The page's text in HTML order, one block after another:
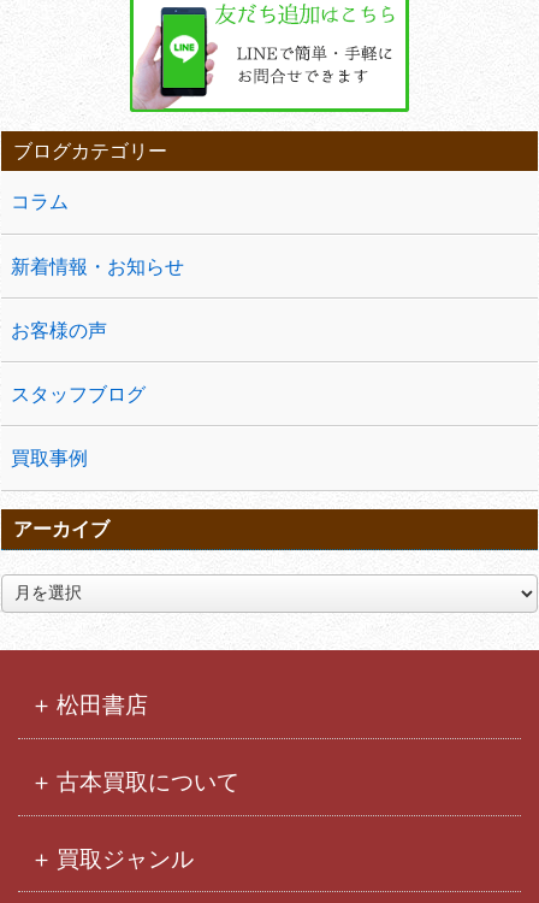
ブログカテゴリー
コラム
新着情報・お知らせ
お客様の声
スタッフブログ
買取事例
アーカイブ
ア
ー
松田書店
古本買取について
買取ジャンル